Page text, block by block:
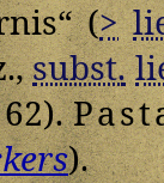
(>
subst.
).